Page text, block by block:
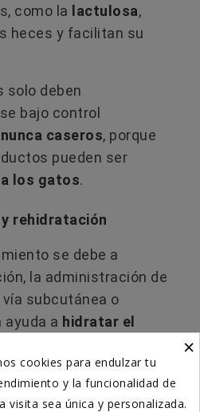
como la lactulosa,
heces y facilitan su
solo deben
bajo control
nunca caseros, porque
pueden ser
los gatos.
rehidratación
se debe a
la administración de
subcutánea o
a hidratar el
útil en gatos mayores o
no beben suficiente
×
cookies para endulzar tu
y la funcionalidad de
visita sea única y personalizada.